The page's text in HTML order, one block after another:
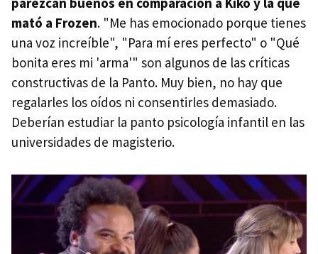
mató a Frozen. "Me has emocionado porque tienes
una voz increíble", "Para mí eres perfecto" o "Qué
bonita eres mi 'arma'" son algunos de las críticas
constructivas de la Panto. Muy bien, no hay que
regalarles los oídos ni consentirles demasiado.
Deberían estudiar la panto psicología infantil en las
universidades de magisterio.